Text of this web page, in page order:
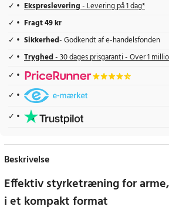
Ekspreslevering- Levering på 1 dag*
Fragt 49 kr
Sikkerhed- Godkendt af e-handelsfonden
Tryghed- 30 dages prisgaranti - Over 1
Beskrivelse
Effektiv styrketræning for
i et kompakt format